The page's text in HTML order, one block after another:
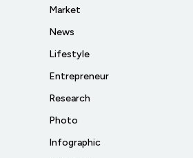
Market
News
Lifestyle
Entrepreneur
Research
Photo
Infographic